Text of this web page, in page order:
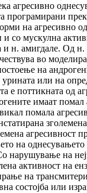
агресивно
програмирани
на агресивно
со мускулна
н. амигдале. Од
во
на
или на
е поттикната од
имаат
помала
на однесувањето
нарушување на
активност на
на
состојба или